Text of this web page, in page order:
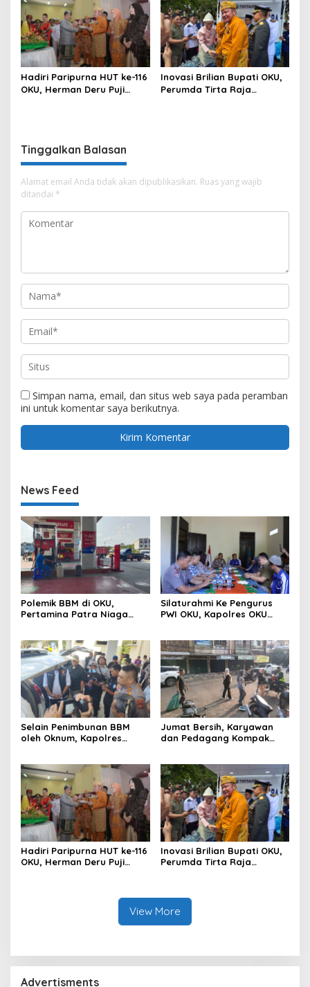
Niaga Bungkam
Hadiri Paripurna HUT ke-116
OKU, Herman Deru Puji
Inovasi Brilian Bupati OKU,
Perumda Tirta Raja
Tinggalkan Balasan
Alamat email Anda tidak akan dipublikasikan. Ruas yang wajib
ditandai *
Simpan nama, email, dan situs web saya pada peramban
ini untuk komentar saya berikutnya.
News Feed
Polemik BBM di OKU,
Pertamina Patra Niaga
BBM Subsidi dan Perkuat
Pengawasan di Kabupaten
Ogan Komering Ulu
Silaturahmi Ke Pengurus
PWI OKU, Kapolres OKU
Selain Penimbunan BBM
oleh Oknum, Kapolres
Niaga Bungkam
Jumat Bersih, Karyawan
dan Pedagang Kompak
Hadiri Paripurna HUT ke-116
OKU, Herman Deru Puji
Inovasi Brilian Bupati OKU,
Perumda Tirta Raja
View More
Advertisments